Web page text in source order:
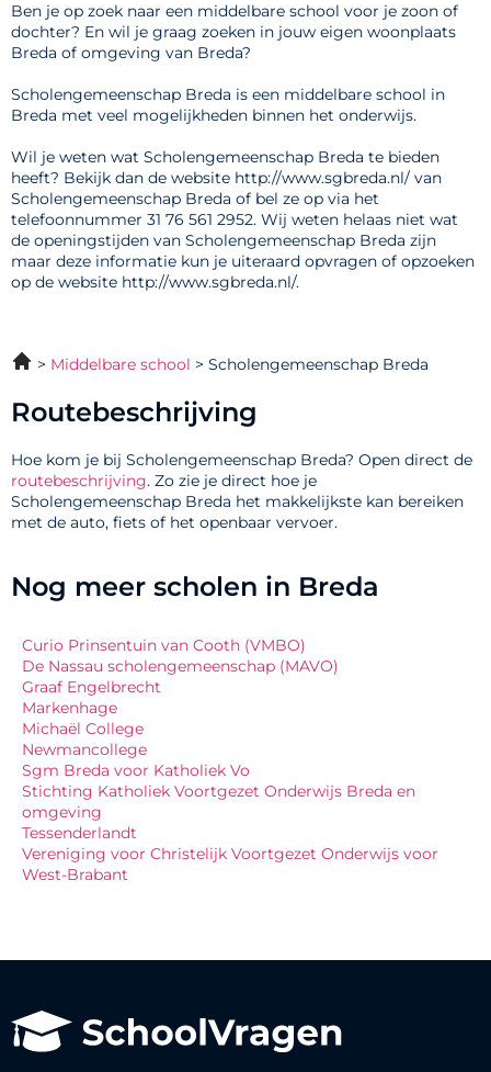
Ben je op zoek naar een middelbare school voor je zoon of
dochter? En wil je graag zoeken in jouw eigen woonplaats
Breda of omgeving van Breda?
Scholengemeenschap Breda is een middelbare school in
Breda met veel mogelijkheden binnen het onderwijs.
Wil je weten wat Scholengemeenschap Breda te bieden
heeft? Bekijk dan de website http://www.sgbreda.nl/ van
Scholengemeenschap Breda of bel ze op via het
telefoonnummer 31 76 561 2952. Wij weten helaas niet wat
de openingstijden van Scholengemeenschap Breda zijn
maar deze informatie kun je uiteraard opvragen of opzoeken
op de website http://www.sgbreda.nl/.
Middelbare school Scholengemeenschap Breda
Routebeschrijving
Hoe kom je bij Scholengemeenschap Breda? Open direct de
routebeschrijving. Zo zie je direct hoe je
Scholengemeenschap Breda het makkelijkste kan bereiken
met de auto, fiets of het openbaar vervoer.
Nog meer scholen in Breda
Curio Prinsentuin van Cooth (VMBO)
De Nassau scholengemeenschap (MAVO)
Graaf Engelbrecht
Markenhage
Michaël College
Newmancollege
Sgm Breda voor Katholiek Vo
Stichting Katholiek Voortgezet Onderwijs Breda en
omgeving
Tessenderlandt
Vereniging voor Christelijk Voortgezet Onderwijs voor
West-Brabant